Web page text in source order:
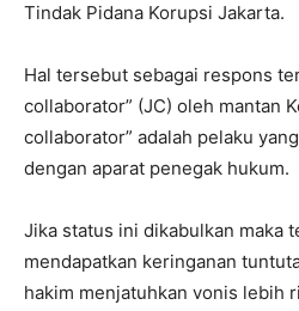
Tindak Pidana Korupsi Jakarta.
Hal tersebut sebagai respons
collaborator” (JC) oleh mantan
collaborator” adalah pelaku
dengan aparat penegak hukum.
Jika status ini dikabulkan maka
mendapatkan keringanan
hakim menjatuhkan vonis lebih